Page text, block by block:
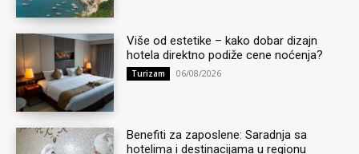
Više od estetike – kako dobar dizajn
hotela direktno podiže cene noćenja?
Turizam 06/08/2026
Benefiti za zaposlene: Saradnja sa
hotelima i destinacijama u regionu